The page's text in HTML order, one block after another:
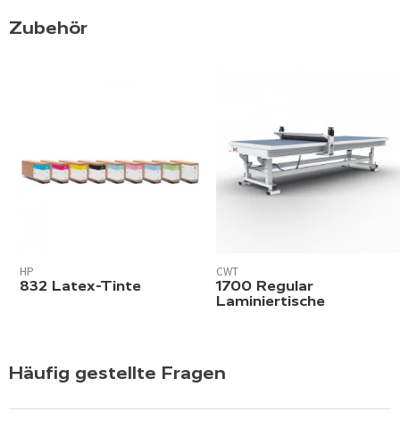
Zubehör
HP
832 Latex-Tinte
CWT
1700 Regular
Laminiertische
Häufig gestellte Fragen